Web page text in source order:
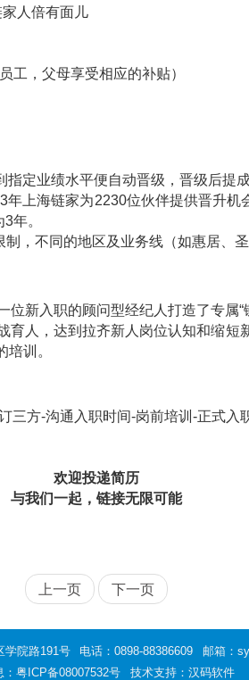
人倍有面儿
工，父母享受相应的补贴）
定业绩水平便自动晋级，晋级后提
年上海链家为2230位伙伴提供晋升机
3年。
，不同的地区及业务线（如惠居、
新入职的顾问型经纪人打造了专属“
人，达到拉齐新人岗位认知和缩
训。
三方-沟通入职时间-岗前培训 -正式入
欢迎投递简历
与我们一起，链接无限可能
上一页 下一页
学院路191号 电话：0898-88386609
邮箱：
：粤ICP备08007532号 技术支持：汉码软件